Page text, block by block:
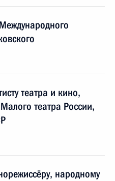
театра и кино,
театра России,
народному